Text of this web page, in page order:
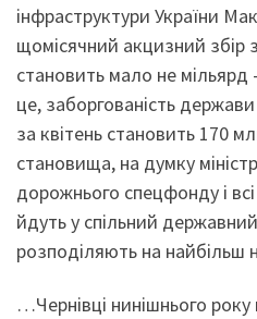
інфраструктури України
щомісячний акцизний збір
становить мало не мільярд
це, заборгованість
за квітень становить 170
становища, на думку
дорожнього спецфонду і
йдуть у спільний
розподіляють на найбільш
…Чернівці нинішнього